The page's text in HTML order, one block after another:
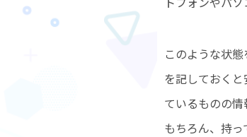
このような状
を記しておく
ているものの
もちろん、持っ